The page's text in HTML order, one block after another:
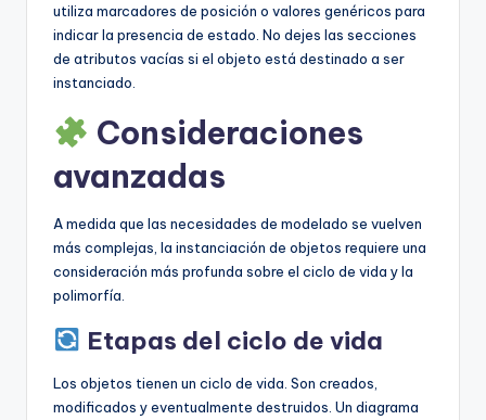
utiliza marcadores de posición o valores genéricos para
indicar la presencia de estado. No dejes las secciones
de atributos vacías si el objeto está destinado a ser
instanciado.
Consideraciones
avanzadas
A medida que las necesidades de modelado se vuelven
más complejas, la instanciación de objetos requiere una
consideración más profunda sobre el ciclo de vida y la
polimorfía.
Etapas del ciclo de vida
Los objetos tienen un ciclo de vida. Son creados,
modificados y eventualmente destruidos. Un diagrama